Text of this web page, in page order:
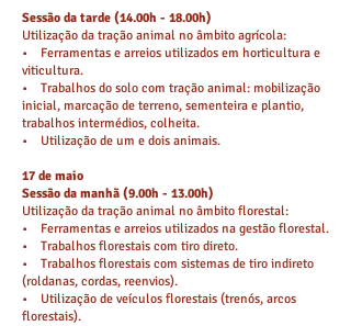
Sessão da tarde (14.00h - 18.00h)
Utilização da tração animal no âmbito agrícola:
• Ferramentas e arreios utilizados em horticultura e
viticultura.
• Trabalhos do solo com tração animal: mobilização
inicial, marcação de terreno, sementeira e plantio,
trabalhos intermédios, colheita.
• Utilização de um e dois animais.
17 de maio
Sessão da manhã (9.00h - 13.00h)
Utilização da tração animal no âmbito florestal:
• Ferramentas e arreios utilizados na gestão florestal.
• Trabalhos florestais com tiro direto.
• Trabalhos florestais com sistemas de tiro indireto
(roldanas, cordas, reenvios).
• Utilização de veículos florestais (trenós, arcos
florestais).